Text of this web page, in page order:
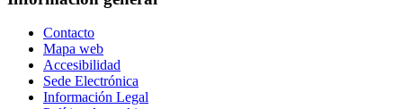
Contacto
Mapa web
Accesibilidad
Sede Electrónica
Información Legal